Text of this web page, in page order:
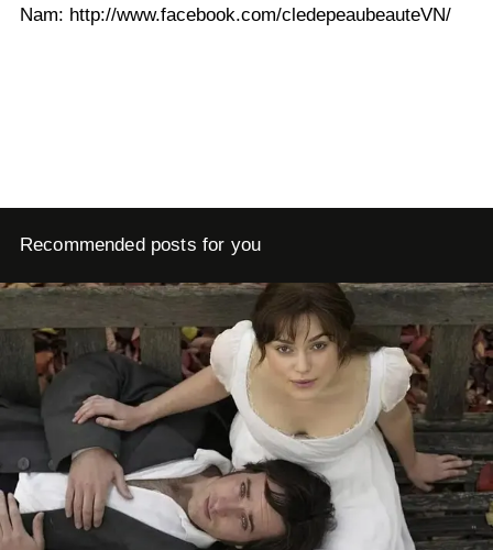
Nam: http://www.facebook.com/cledepeaubeauteVN/
Recommended posts for you